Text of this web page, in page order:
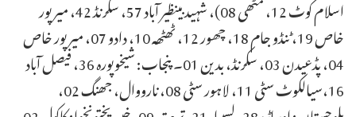
اسلام کوٹ 12، مٹھی 08)، شہید بینظیر آباد 57، سکرنڈ 42، میرپور
خاص 19، ٹنڈو جام 18، چھور 12، ٹھٹھہ 10، دادو 07، میرپور خاص
04، پڈعیدن 03، سکرنڈ، بدین 01۔ پنجاب: شیخوپورہ 36، فیصل آباد
16،سیالکوٹ سٹی 11، لاہور سٹی 08، نارووال، جھنگ 02،